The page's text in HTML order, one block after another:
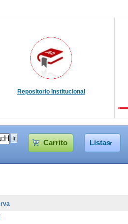
Repositorio Institucional
Carrito Listas